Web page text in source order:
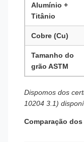
Alumínio +
Titânio
Cobre (Cu)
Tamanho do
grão ASTM
Dispomos dos
10204 3.1)
Comparação